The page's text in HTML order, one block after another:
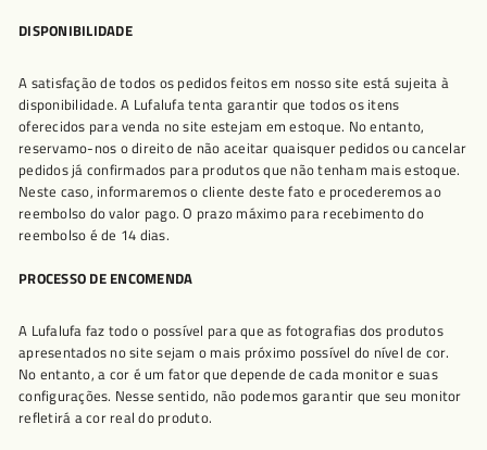
DISPONIBILIDADE
A satisfação de todos os pedidos feitos em nosso site está sujeita à
disponibilidade. A Lufalufa tenta garantir que todos os itens
oferecidos para venda no site estejam em estoque. No entanto,
reservamo-nos o direito de não aceitar quaisquer pedidos ou cancelar
pedidos já confirmados para produtos que não tenham mais estoque.
Neste caso, informaremos o cliente deste fato e procederemos ao
reembolso do valor pago. O prazo máximo para recebimento do
reembolso é de 14 dias.
PROCESSO DE ENCOMENDA
A Lufalufa faz todo o possível para que as fotografias dos produtos
apresentados no site sejam o mais próximo possível do nível de cor.
No entanto, a cor é um fator que depende de cada monitor e suas
configurações. Nesse sentido, não podemos garantir que seu monitor
refletirá a cor real do produto.